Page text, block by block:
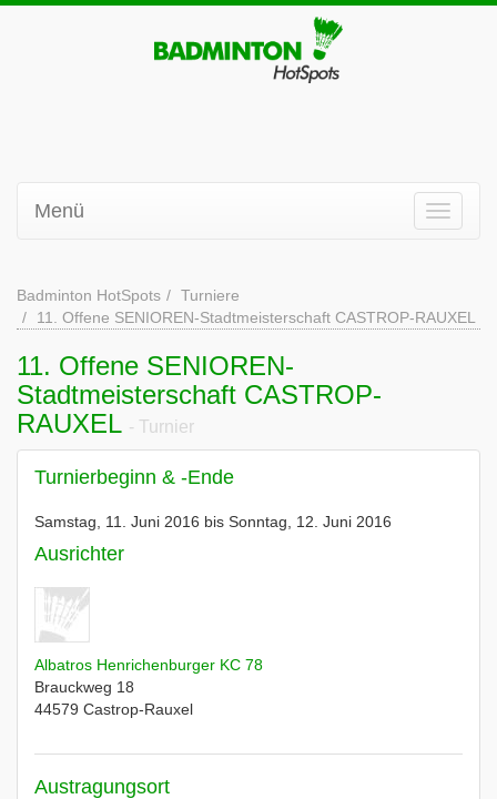
Menü
Badminton HotSpots
Turniere
11. Offene SENIOREN-Stadtmeisterschaft CASTROP-RAUXEL
11. Offene SENIOREN-
Stadtmeisterschaft CASTROP-
RAUXEL - Turnier
Turnierbeginn & -Ende
Samstag, 11. Juni 2016 bis Sonntag, 12. Juni 2016
Ausrichter
Albatros Henrichenburger KC 78
Brauckweg 18
44579 Castrop-Rauxel
Austragungsort